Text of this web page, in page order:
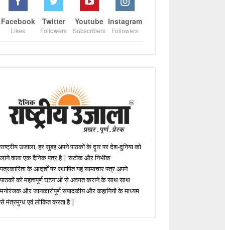
Facebook
Likes
Twitter
Followers
Youtube
Subscribers
Instagram
Followers
राष्ट्रीय उजाला, हर सुबह अपने पाठकों के दॄार पर देश-दुनिया को
लाने वाला एक दैनिक पत्र है | सटीक और निभींक
पत्रकारिता के आदर्शों पर स्थापित यह सामाचार पत्र अपने
पाठकों को महत्वपूर्ण घटनाओं से अवगत कराने के साथ साथ
मनोरंजक और जानकारीपूर्ण संपादकीय और कहानियों के माध्यम
से मंत्रमुग्ध एवं लोकित करता है |